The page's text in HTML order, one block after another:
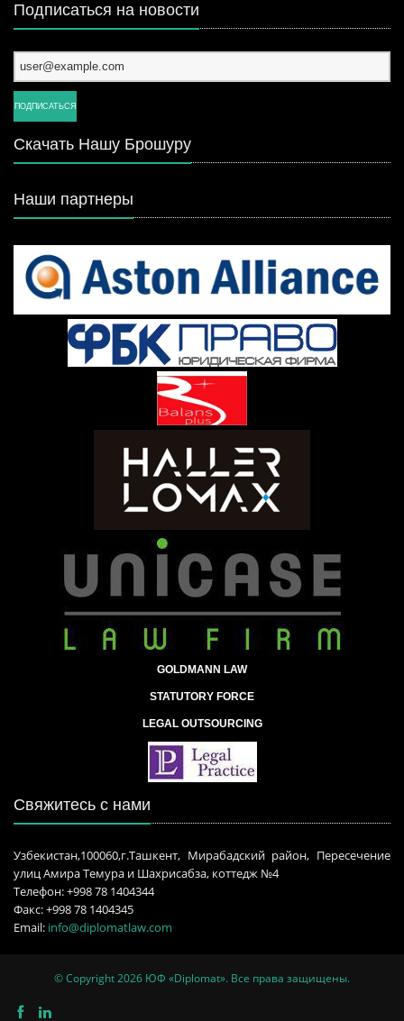
Подписаться на новости
Скачать Нашу Брошуру
Наши партнеры
GOLDMANN LAW
STATUTORY FORCE
LEGAL OUTSOURCING
Свяжитесь с нами
Узбекистан,100060,г.Ташкент, Mирабадский район, Пересечение
улиц Амира Темура и Шахрисабза, коттедж №4
Телефон: +998 78 1404344
Факс: +998 78 1404345
Email: info@diplomatlaw.com
© Copyright 2026 ЮФ «Diplomat». Все права защищены.